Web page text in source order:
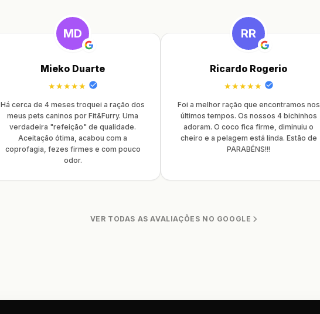
MD
Mieko Duarte
★★★★★
Há cerca de 4 meses troquei a ração dos
meus pets caninos por Fit&Furry. Uma
verdadeira "refeição" de qualidade.
Aceitação ótima, acabou com a
coprofagia, fezes firmes e com pouco
odor.
RR
Ricardo Rogerio
★★★★★
Foi a melhor ração que encontramos nos
últimos tempos. Os nossos 4 bichinhos
adoram. O coco fica firme, diminuiu o
cheiro e a pelagem está linda. Estão de
PARABÉNS!!!
VER TODAS AS AVALIAÇÕES NO GOOGLE